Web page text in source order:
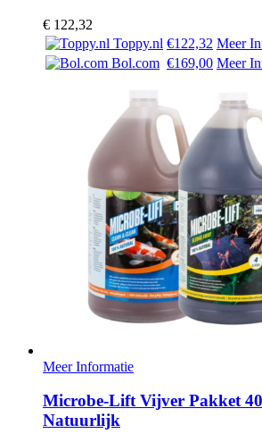
€ 122,32
Toppy.nl €122,32 Meer
Bol.com €169,00 Meer
Meer Informatie
Microbe-Lift Vijver Pakket
Natuurlijk